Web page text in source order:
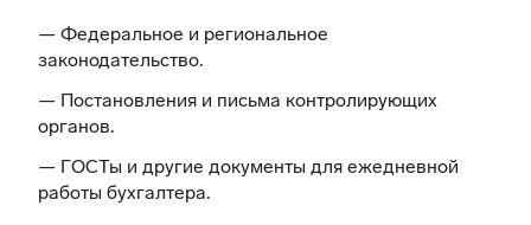
— Федеральное и региональное
законодательство.
— Постановления и письма контролирующих
органов.
— ГОСТы и другие документы для ежедневной
работы бухгалтера.